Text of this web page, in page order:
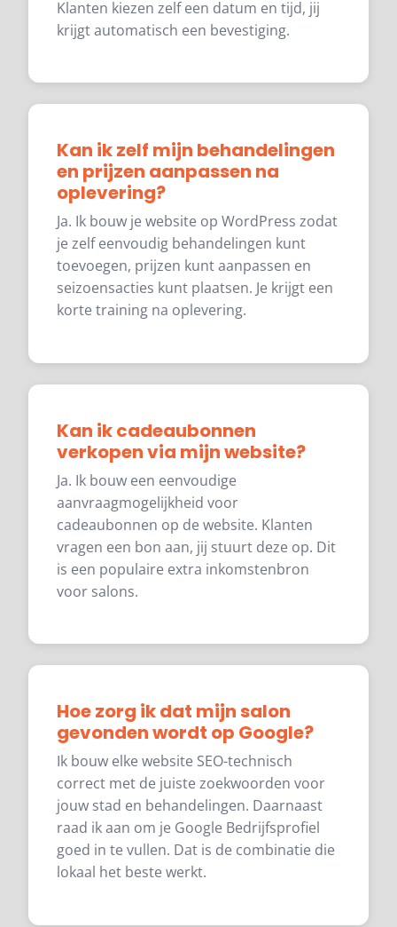
Klanten kiezen zelf een datum en tijd, jij
krijgt automatisch een bevestiging.
Kan ik zelf mijn behandelingen
en prijzen aanpassen na
oplevering?
Ja. Ik bouw je website op WordPress zodat
je zelf eenvoudig behandelingen kunt
toevoegen, prijzen kunt aanpassen en
seizoensacties kunt plaatsen. Je krijgt een
korte training na oplevering.
Kan ik cadeaubonnen
verkopen via mijn website?
Ja. Ik bouw een eenvoudige
aanvraagmogelijkheid voor
cadeaubonnen op de website. Klanten
vragen een bon aan, jij stuurt deze op. Dit
is een populaire extra inkomstenbron
voor salons.
Hoe zorg ik dat mijn salon
gevonden wordt op Google?
Ik bouw elke website SEO-technisch
correct met de juiste zoekwoorden voor
jouw stad en behandelingen. Daarnaast
raad ik aan om je Google Bedrijfsprofiel
goed in te vullen. Dat is de combinatie die
lokaal het beste werkt.